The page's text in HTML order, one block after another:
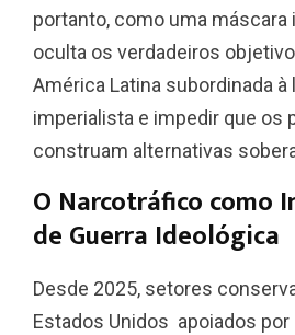
portanto, como uma máscara
oculta os verdadeiros
América Latina subordinada à
imperialista e impedir que os
construam alternativas
O Narcotráfico como
de Guerra Ideológica
Desde 2025, setores
Estados Unidos apoiados